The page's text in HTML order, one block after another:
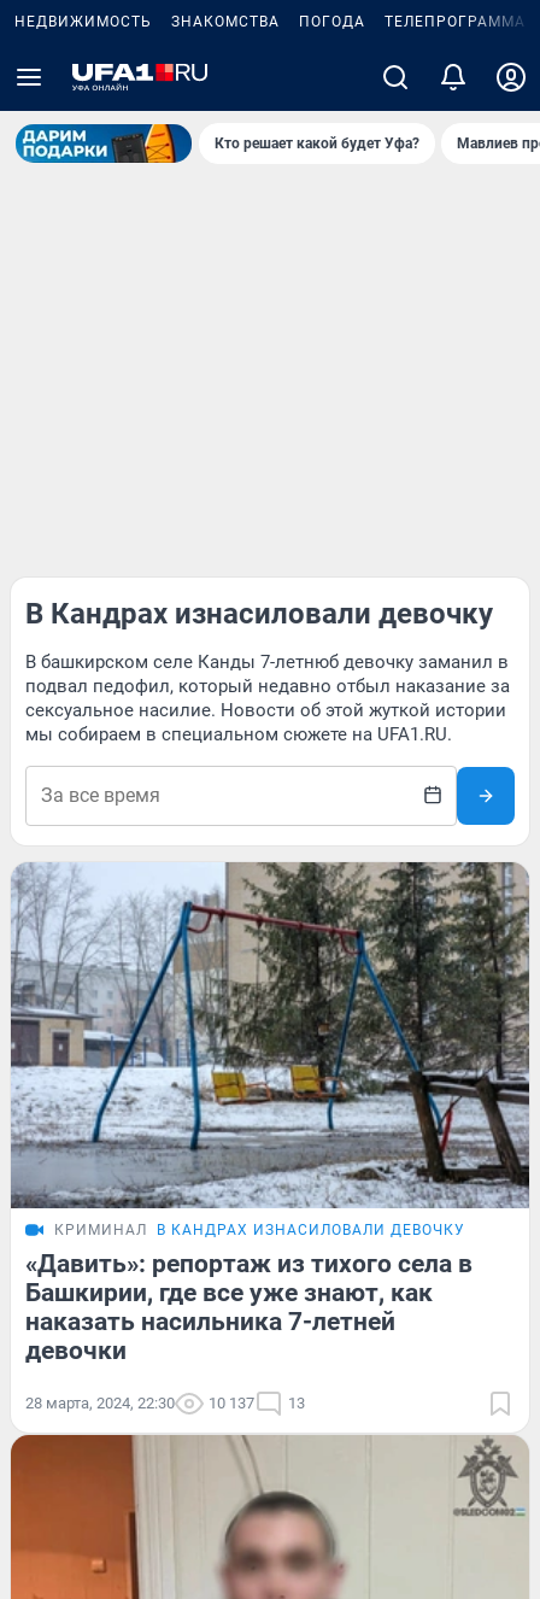
НЕДВИЖИМОСТЬ ЗНАКОМСТВА ПОГОДА ТЕЛЕПРОГРАММА
Кто решает какой будет Уфа? Мавлиев
В Кандрах изнасиловали девочку
В башкирском селе Канды 7-летнюб девочку заманил в
подвал педофил, который недавно отбыл наказание за
сексуальное насилие. Новости об этой жуткой истории
мы собираем в специальном сюжете на UFA1.RU.
КРИМИНАЛ В КАНДРАХ ИЗНАСИЛОВАЛИ ДЕВОЧКУ
«Давить»: репортаж из тихого села в
Башкирии, где все уже знают, как
наказать насильника 7-летней
девочки
28 марта, 2024, 22:30 10 137 13